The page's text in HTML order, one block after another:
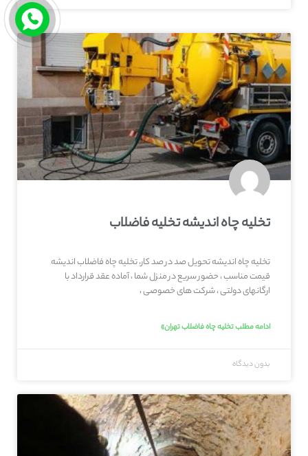
تخلیه چاه اندیشه تخلیه فاضلاب
تخلیه چاه اندیشه تحویل صد در صد کار، تخلیه چاه فاضلاب اندیشه
قیمت مناسب ، حضور سریع در منزل شما ، آماده عقد قرارداد با
ارگانهای دولتی ، شرکت های خصوصی ،
ادامه مطلب تخلیه چاه فاضلاب تهران»
بدون دیدگاه